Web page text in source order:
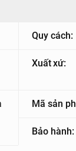
Quy cách:
Xuất xứ:
Mã sản
Bảo hành: